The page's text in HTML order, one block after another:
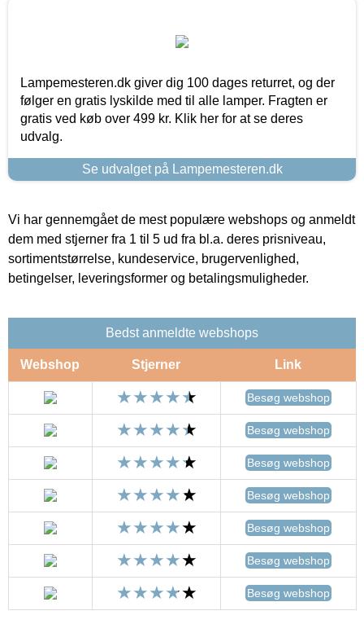
Lampemesteren.dk giver dig 100 dages returret, og der
følger en gratis lyskilde med til alle lamper. Fragten er
gratis ved køb over 499 kr. Klik her for at se deres
udvalg.
Se udvalget på Lampemesteren.dk
Vi har gennemgået de mest populære webshops og anmeldt
dem med stjerner fra 1 til 5 ud fra bl.a. deres prisniveau,
sortimentstørrelse, kundeservice, brugervenlighed,
betingelser, leveringsformer og betalingsmuligheder.
Bedst anmeldte webshops
Webshop Stjerner Link
Besøg webshop
Besøg webshop
Besøg webshop
Besøg webshop
Besøg webshop
Besøg webshop
Besøg webshop